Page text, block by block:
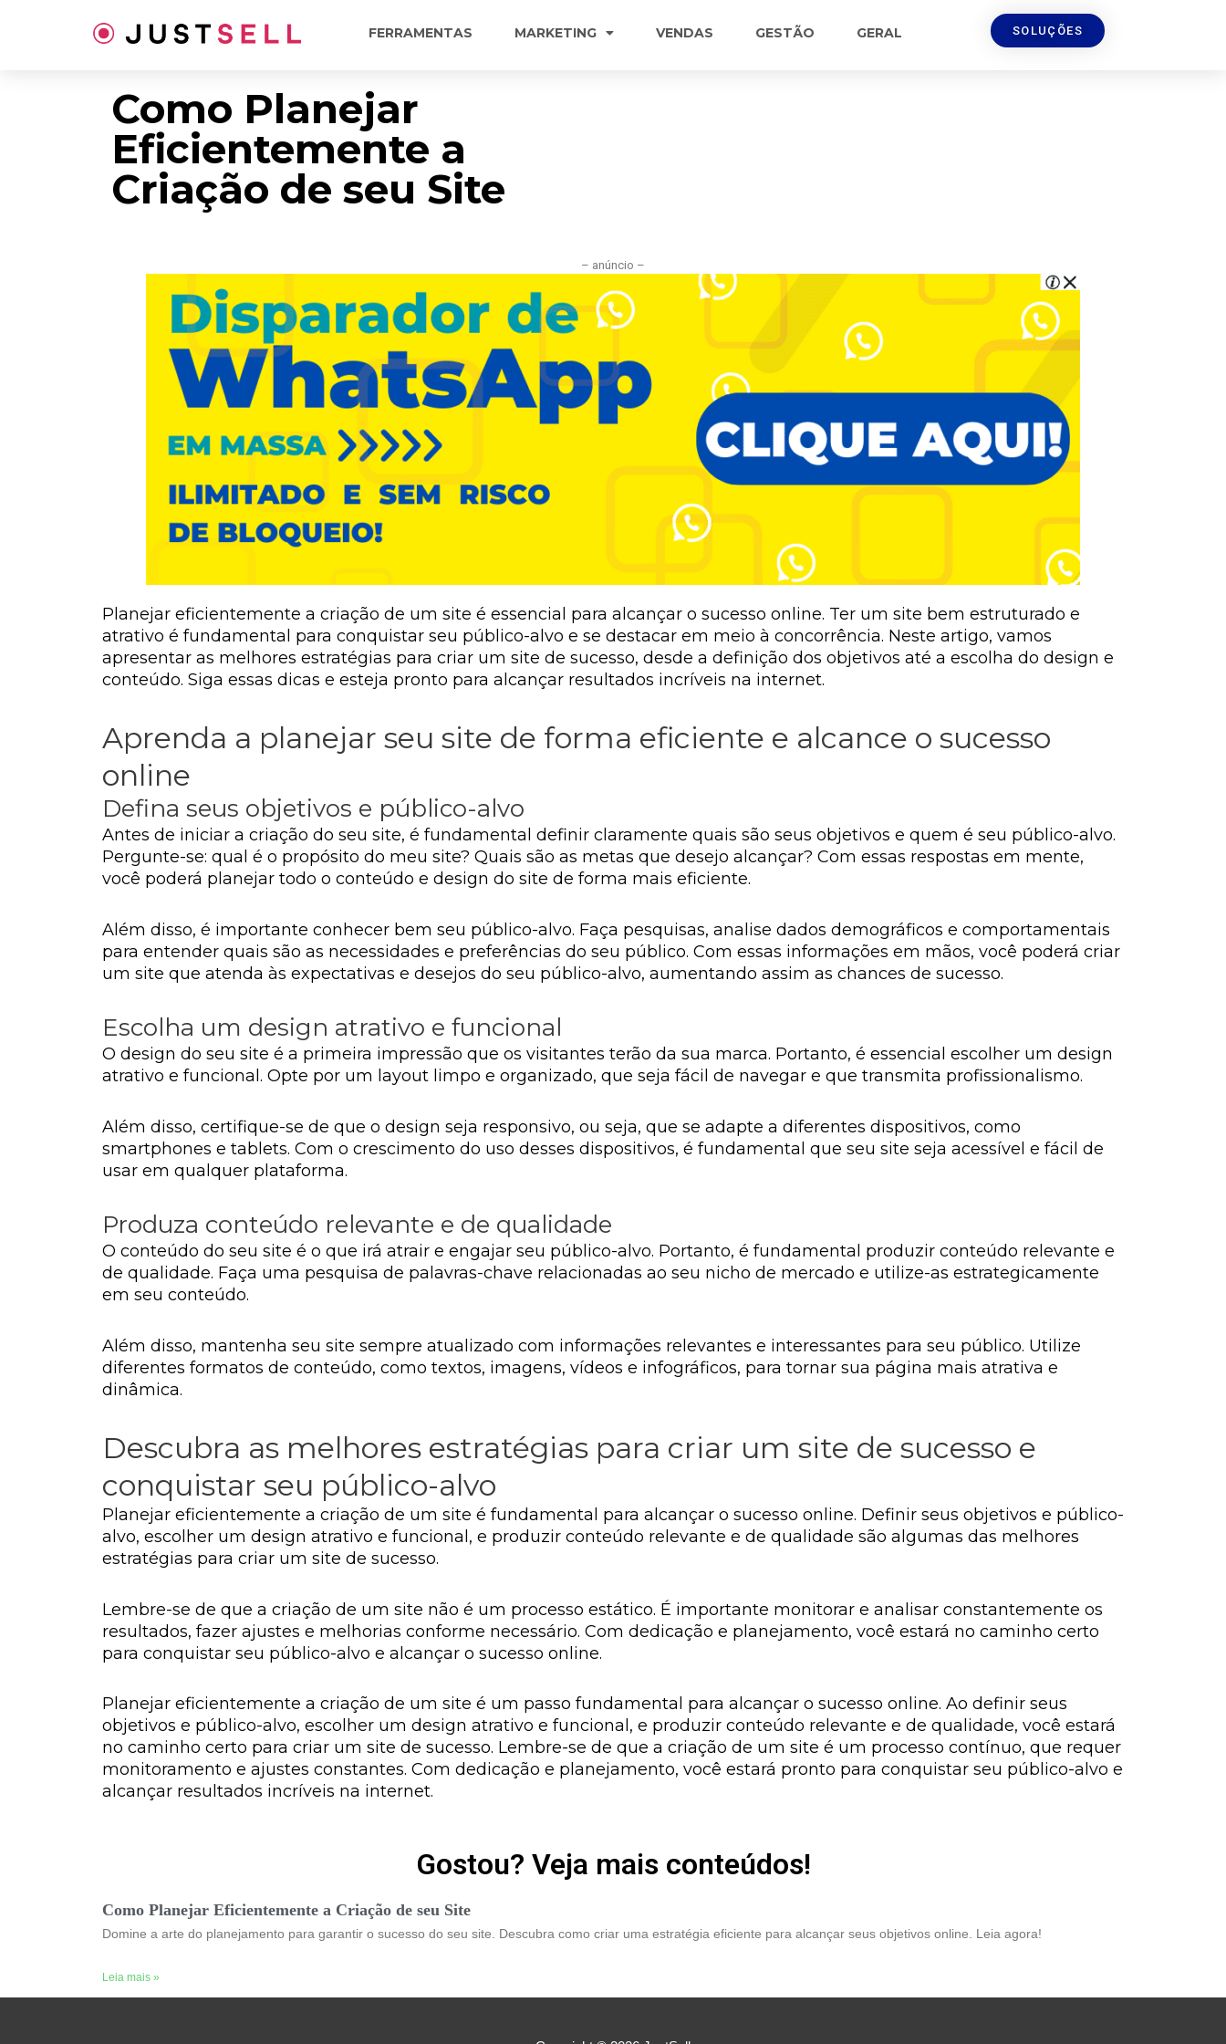
FERRAMENTAS MARKETING VENDAS GESTÃO GERAL SOLUÇÕES
Como Planejar
Eficientemente a
Criação de seu Site
– anúncio –
Planejar eficientemente a criação de um site é essencial para alcançar o sucesso online. Ter um site bem estruturado e
atrativo é fundamental para conquistar seu público-alvo e se destacar em meio à concorrência. Neste artigo, vamos
apresentar as melhores estratégias para criar um site de sucesso, desde a definição dos objetivos até a escolha do design e
conteúdo. Siga essas dicas e esteja pronto para alcançar resultados incríveis na internet.
Aprenda a planejar seu site de forma eficiente e alcance o sucesso
online
Defina seus objetivos e público-alvo
Antes de iniciar a criação do seu site, é fundamental definir claramente quais são seus objetivos e quem é seu público-alvo.
Pergunte-se: qual é o propósito do meu site? Quais são as metas que desejo alcançar? Com essas respostas em mente,
você poderá planejar todo o conteúdo e design do site de forma mais eficiente.
Além disso, é importante conhecer bem seu público-alvo. Faça pesquisas, analise dados demográficos e comportamentais
para entender quais são as necessidades e preferências do seu público. Com essas informações em mãos, você poderá criar
um site que atenda às expectativas e desejos do seu público-alvo, aumentando assim as chances de sucesso.
Escolha um design atrativo e funcional
O design do seu site é a primeira impressão que os visitantes terão da sua marca. Portanto, é essencial escolher um design
atrativo e funcional. Opte por um layout limpo e organizado, que seja fácil de navegar e que transmita profissionalismo.
Além disso, certifique-se de que o design seja responsivo, ou seja, que se adapte a diferentes dispositivos, como
smartphones e tablets. Com o crescimento do uso desses dispositivos, é fundamental que seu site seja acessível e fácil de
usar em qualquer plataforma.
Produza conteúdo relevante e de qualidade
O conteúdo do seu site é o que irá atrair e engajar seu público-alvo. Portanto, é fundamental produzir conteúdo relevante e
de qualidade. Faça uma pesquisa de palavras-chave relacionadas ao seu nicho de mercado e utilize-as estrategicamente
em seu conteúdo.
Além disso, mantenha seu site sempre atualizado com informações relevantes e interessantes para seu público. Utilize
diferentes formatos de conteúdo, como textos, imagens, vídeos e infográficos, para tornar sua página mais atrativa e
dinâmica.
Descubra as melhores estratégias para criar um site de sucesso e
conquistar seu público-alvo
Planejar eficientemente a criação de um site é fundamental para alcançar o sucesso online. Definir seus objetivos e público-
alvo, escolher um design atrativo e funcional, e produzir conteúdo relevante e de qualidade são algumas das melhores
estratégias para criar um site de sucesso.
Lembre-se de que a criação de um site não é um processo estático. É importante monitorar e analisar constantemente os
resultados, fazer ajustes e melhorias conforme necessário. Com dedicação e planejamento, você estará no caminho certo
para conquistar seu público-alvo e alcançar o sucesso online.
Planejar eficientemente a criação de um site é um passo fundamental para alcançar o sucesso online. Ao definir seus
objetivos e público-alvo, escolher um design atrativo e funcional, e produzir conteúdo relevante e de qualidade, você estará
no caminho certo para criar um site de sucesso. Lembre-se de que a criação de um site é um processo contínuo, que requer
monitoramento e ajustes constantes. Com dedicação e planejamento, você estará pronto para conquistar seu público-alvo e
alcançar resultados incríveis na internet.
Gostou? Veja mais conteúdos!
Como Planejar Eficientemente a Criação de seu Site
Domine a arte do planejamento para garantir o sucesso do seu site. Descubra como criar uma estratégia eficiente para alcançar seus objetivos online. Leia agora!
Leia mais »